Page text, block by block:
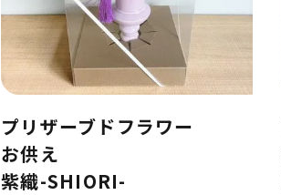
プリザーブドフラワー
お供え
紫織-SHIORI-